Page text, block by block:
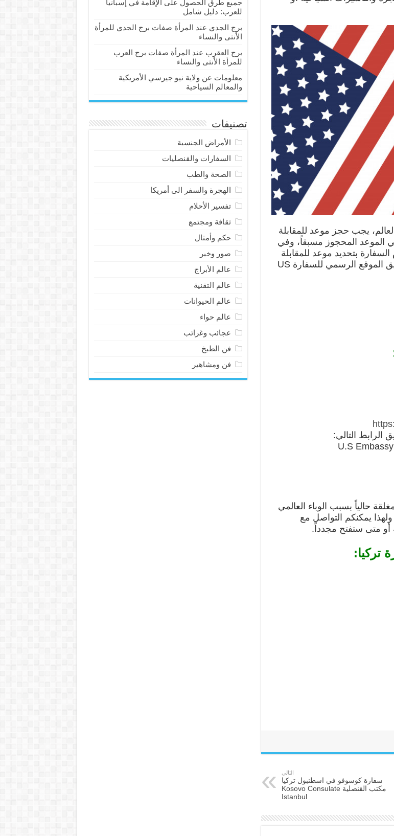
يجب حجز موعد للمقابلة
الموعد المحجوز مسبقاً، وفي
بتحديد موعد للمقابلة
لكم عن طريق الطلب الذي تم حجزه مسبقاً عن طريق الموقع الرسمي للسفارة US
الرابط التالي:
U.S
حالياً بسبب الوباء العالمي
كورونا المستجد المعروف بإسم كوفيد 19 – ولهذا يمكنكم التواصل مع
أو متى ستفتح مجدداً.
تركيا:
التالي
سفارة كوسوفو في اسطنبول تركيا
مكتب القنصلية Kosovo Consulate
Istanbul
جميع طرق الحصول على الإقامة في إسبانيا
للعرب: دليل شامل
برج الجدي عند المرأة صفات برج الجدي للمرأة
الأنثى والنساء
برج العقرب عند المرأة صفات برج العرب
للمرأة الأنثى والنساء
معلومات عن ولاية نيو جيرسي الأمريكية
والمعالم السياحية
تصنيفات
الأمراض الجنسية
السفارات والقنصليات
الصحة والطب
الهجرة والسفر الى أمريكا
تفسير الأحلام
ثقافة ومجتمع
حكم وأمثال
صور وخبر
عالم الأبراج
عالم التقنية
عالم الحيوانات
عالم حواء
عجائب وغرائب
فن الطبخ
فن ومشاهير